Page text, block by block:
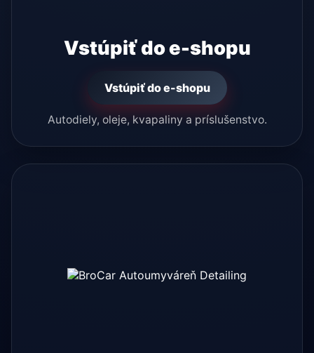
Vstúpiť do e-shopu
Vstúpiť do e-shopu
Autodiely, oleje, kvapaliny a príslušenstvo.